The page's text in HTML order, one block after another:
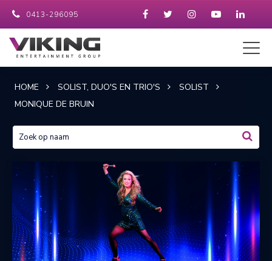
0413-296095
HOME SOLIST, DUO'S EN TRIO'S
SOLIST
MONIQUE DE BRUIN